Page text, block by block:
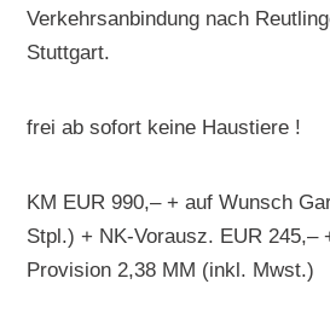
Verkehrsanbindung nach
Stuttgart.
frei ab sofort keine Haustiere !
KM EUR 990,– + auf Wunsch
Stpl.) + NK-Vorausz. EUR 245,–
Provision 2,38 MM (inkl. Mwst.)